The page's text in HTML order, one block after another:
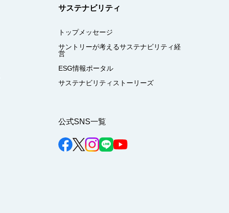
サステナビリティ
トップメッセージ
サントリーが考えるサステナビリティ経
営
ESG情報ポータル
サステナビリティストーリーズ
公式SNS一覧